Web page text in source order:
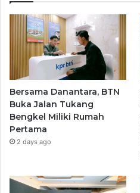
Bersama Danantara, BTN
Buka Jalan Tukang
Bengkel Miliki Rumah
Pertama
2 days ago